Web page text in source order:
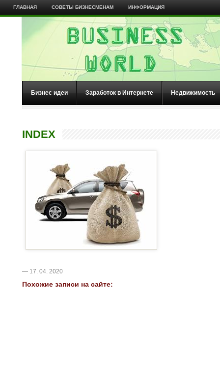
ГЛАВНАЯ СОВЕТЫ БИЗНЕСМЕНАМ ИНФОРМАЦИЯ
Бизнес идеи Заработок в Интернете Недвижимость
INDEX
— 17. 04. 2020
Похожие записи на сайте: